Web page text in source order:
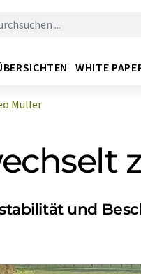
WHITE
Müller
und